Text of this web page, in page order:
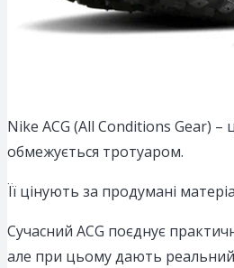
Nike ACG (All Conditions Gear) –
обмежується тротуаром.
Її цінують за продумані
Сучасний ACG поєднує
але при цьому дають реальний